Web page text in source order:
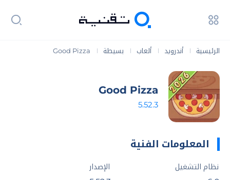
الرئيسية | أندرويد | ألعاب | بسيطة |
Good Pizza
Good Pizza
5.52.3
المعلومات الفنية
نظام التشغيل الإصدار